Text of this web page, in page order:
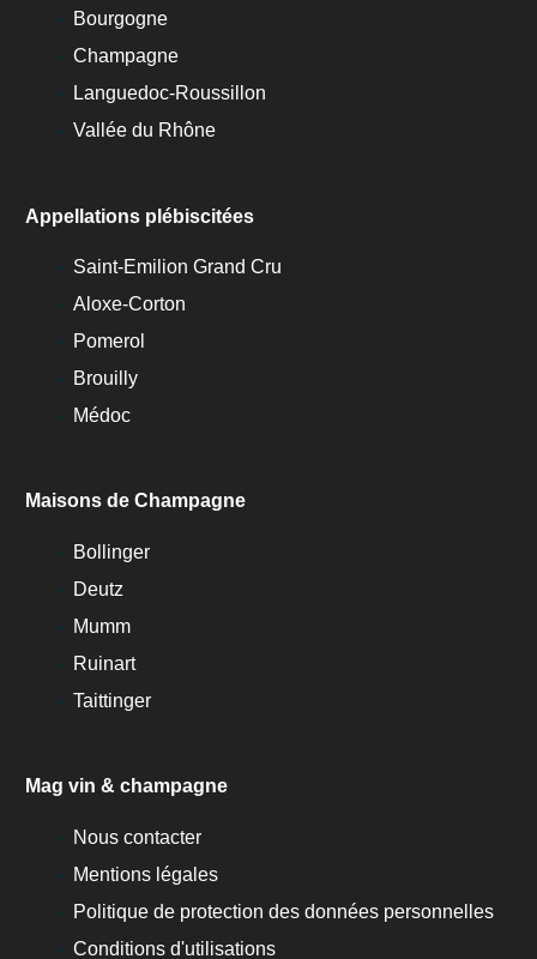
Bourgogne
Champagne
Languedoc-Roussillon
Vallée du Rhône
Appellations plébiscitées
Saint-Emilion Grand Cru
Aloxe-Corton
Pomerol
Brouilly
Médoc
Maisons de Champagne
Bollinger
Deutz
Mumm
Ruinart
Taittinger
Mag vin & champagne
Nous contacter
Mentions légales
Politique de protection des données personnelles
Conditions d'utilisations